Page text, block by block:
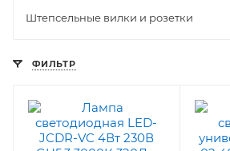
Штепсельные вилки и розетки
ФИЛЬТР